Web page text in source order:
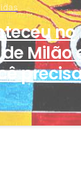
no
Milão